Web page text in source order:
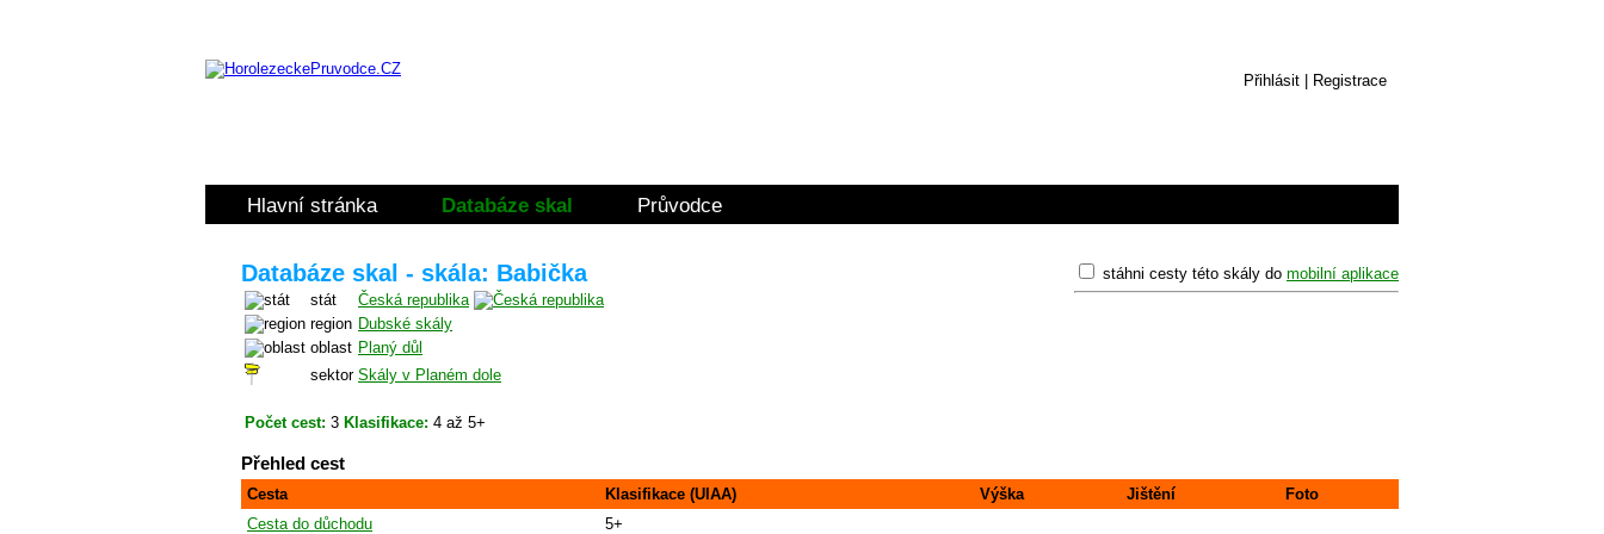
Přihlásit Registrace
Hlavní stránka Databáze skal Průvodce
stáhni cesty této skály do mobilní aplikace
Databáze skal - skála: Babička
stát
Česká republika
region Dubské skály
oblast Planý důl
sektor Skály v Planém dole
Počet cest: 3 Klasifikace: 4 až 5+
Přehled cest
Cesta Klasifikace (UIAA) Výška Jištění
Foto
Cesta do důchodu
5+